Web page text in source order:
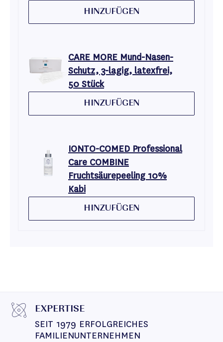
HINZUFÜGEN
CARE MORE Mund-Nasen-
Schutz, 3-lagig, latexfrei,
50 Stück
HINZUFÜGEN
IONTO-COMED Professional
Care COMBINE
Fruchtsäurepeeling 10%
Kabi
HINZUFÜGEN
EXPERTISE
SEIT 1979 ERFOLGREICHES
FAMILIENUNTERNEHMEN